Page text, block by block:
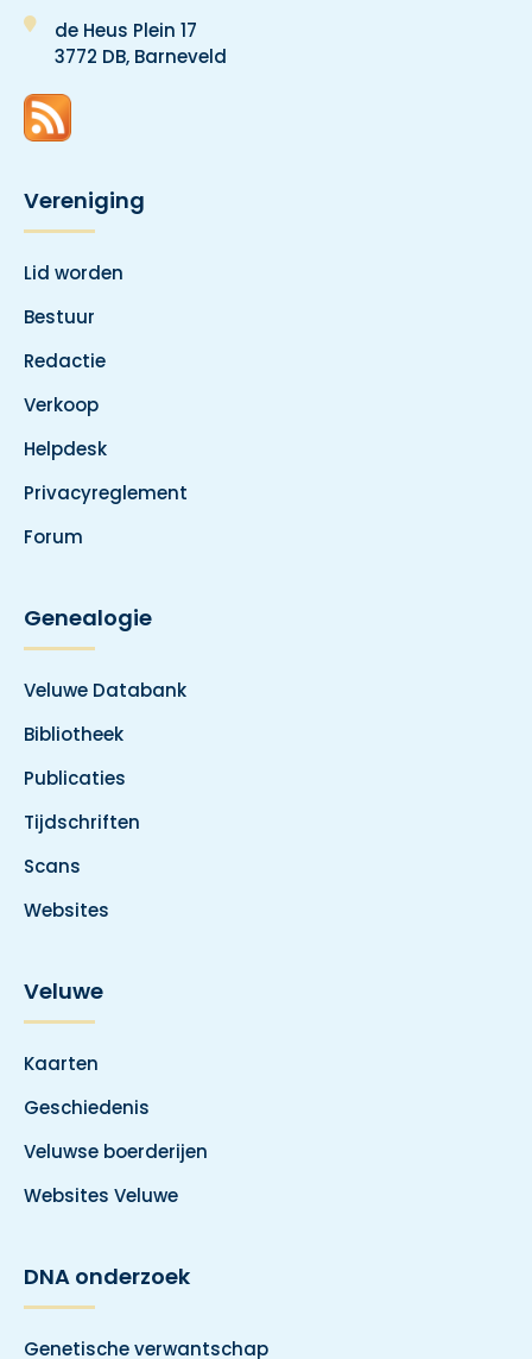
de Heus Plein 17
3772 DB, Barneveld
Vereniging
Lid worden
Bestuur
Redactie
Verkoop
Helpdesk
Privacyreglement
Forum
Genealogie
Veluwe Databank
Bibliotheek
Publicaties
Tijdschriften
Scans
Websites
Veluwe
Kaarten
Geschiedenis
Veluwse boerderijen
Websites Veluwe
DNA onderzoek
Genetische verwantschap